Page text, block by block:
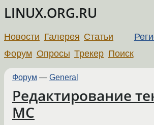
LINUX.ORG.RU
Новости Галерея Статьи
Форум Опросы Трекер Поиск
Форум — General
Редактирование
MC